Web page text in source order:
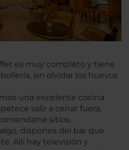
es muy completo y tiene
sin olvidar los huevos
una excelente cocina
salir a cenar fuera,
sitios.
dispones del bar que
Allí hay televisión y